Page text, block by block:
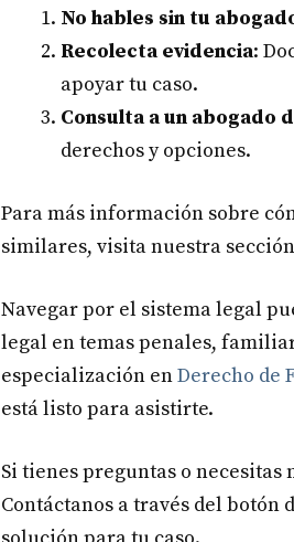
No hables sin tu
Recolecta evidencia:
apoyar tu caso.
Consulta a un abogado
derechos y opciones.
Para más información sobre
similares, visita nuestra
Navegar por el sistema legal
legal en temas penales,
especialización enDerecho de
está listo para asistirte.
Si tienes preguntas o
Contáctanos a través del